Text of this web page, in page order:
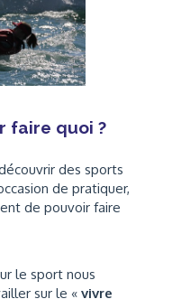
faire quoi ?
des sports
de pratiquer,
de pouvoir faire
le sport nous
sur le « vivre